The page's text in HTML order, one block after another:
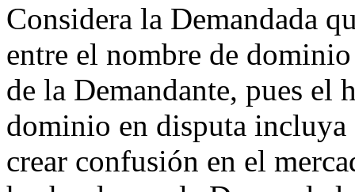
Considera la Demandada
entre el nombre de
de la Demandante, pues el
dominio en disputa incluya
crear confusión en el